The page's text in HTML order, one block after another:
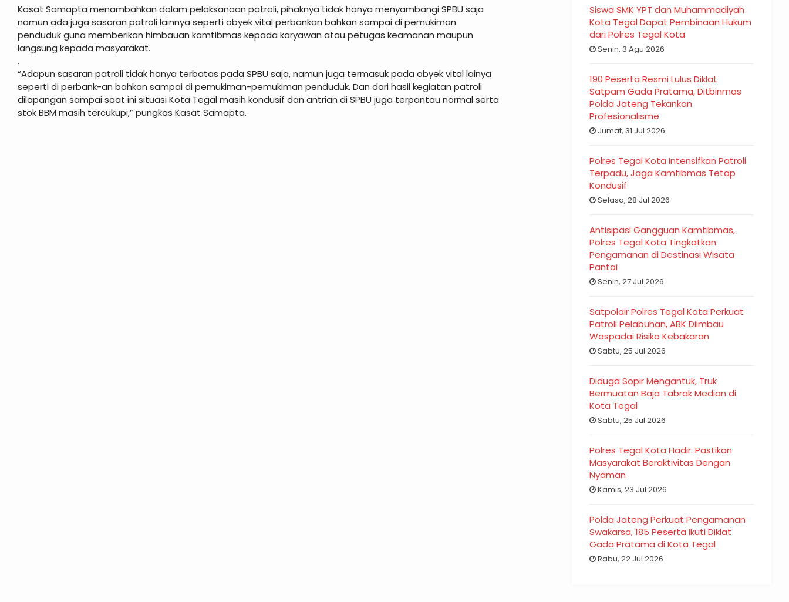
Kasat Samapta menambahkan dalam pelaksanaan patroli, pihaknya tidak hanya menyambangi SPBU saja
namun ada juga sasaran patroli lainnya seperti obyek vital perbankan bahkan sampai di pemukiman
penduduk guna memberikan himbauan kamtibmas kepada karyawan atau petugas keamanan maupun
langsung kepada masyarakat.
.
“Adapun sasaran patroli tidak hanya terbatas pada SPBU saja, namun juga termasuk pada obyek vital lainya
seperti di perbank-an bahkan sampai di pemukiman-pemukiman penduduk. Dan dari hasil kegiatan patroli
dilapangan sampai saat ini situasi Kota Tegal masih kondusif dan antrian di SPBU juga terpantau normal serta
stok BBM masih tercukupi,” pungkas Kasat Samapta.
Siswa SMK YPT dan Muhammadiyah
Kota Tegal Dapat Pembinaan Hukum
dari Polres Tegal Kota
Senin, 3 Agu 2026
190 Peserta Resmi Lulus Diklat
Satpam Gada Pratama, Ditbinmas
Polda Jateng Tekankan
Profesionalisme
Jumat, 31 Jul 2026
Polres Tegal Kota Intensifkan Patroli
Terpadu, Jaga Kamtibmas Tetap
Kondusif
Selasa, 28 Jul 2026
Antisipasi Gangguan Kamtibmas,
Polres Tegal Kota Tingkatkan
Pengamanan di Destinasi Wisata
Pantai
Senin, 27 Jul 2026
Satpolair Polres Tegal Kota Perkuat
Patroli Pelabuhan, ABK Diimbau
Waspadai Risiko Kebakaran
Sabtu, 25 Jul 2026
Diduga Sopir Mengantuk, Truk
Bermuatan Baja Tabrak Median di
Kota Tegal
Sabtu, 25 Jul 2026
Polres Tegal Kota Hadir: Pastikan
Masyarakat Beraktivitas Dengan
Nyaman
Kamis, 23 Jul 2026
Polda Jateng Perkuat Pengamanan
Swakarsa, 185 Peserta Ikuti Diklat
Gada Pratama di Kota Tegal
Rabu, 22 Jul 2026